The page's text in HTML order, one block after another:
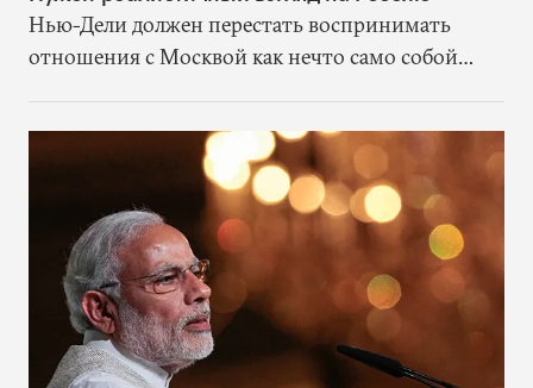
Нью-Дели должен перестать воспринимать
отношения с Москвой как нечто само собой
сконцентрироваться на переформатировании
партнёрства со страной, которая останется
мощной силой в Евразии.